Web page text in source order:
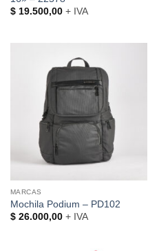
$19.500,00+ IVA
MARCAS
Mochila Podium – PD102
$26.000,00+ IVA